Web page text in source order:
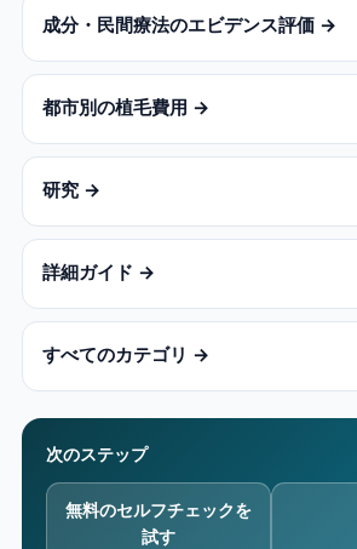
成分・民間療法のエビデンス評価 →
都市別の植毛費用 →
研究 →
詳細ガイド →
すべてのカテゴリ →
次のステップ
無料のセルフチェックを
試す